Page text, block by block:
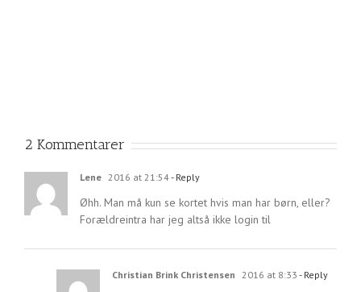
2 Kommentarer
Lene 2016 at 21:54- Reply
Øhh. Man må kun se kortet hvis man har børn, eller?
Forældreintra har jeg altså ikke login til
Christian Brink Christensen 2016 at 8:33 - Reply